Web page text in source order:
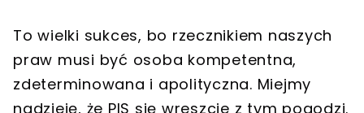
To wielki sukces, bo rzecznikiem naszych
praw musi być osoba kompetentna,
zdeterminowana i apolityczna. Miejmy
nadzieję, że PIS się wreszcie z tym pogodzi.